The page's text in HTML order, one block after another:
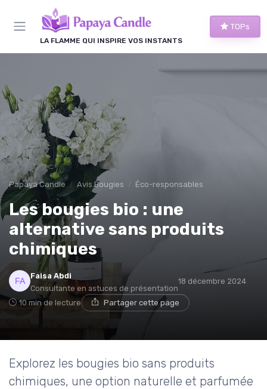
LA FLAMME QUI INSPIRE VOS INSTANTS
TOPs
Papaya Candle Avis Bougies Éco-responsables
Les bougies bio : une
alternative sans produits
chimiques
Faisa Abdi
Consultante en astuces de présentation
18 décembre 2024
10 min de lecture Partager cette page
Explorez les bougies bio sans produits
chimiques, une option naturelle et parfumée
Panneau de gestion des cookies